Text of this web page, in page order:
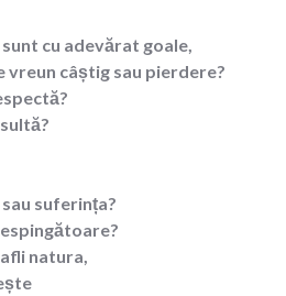
cu adevărat goale,
vreun câștig sau pierdere?
suferința?
natura,